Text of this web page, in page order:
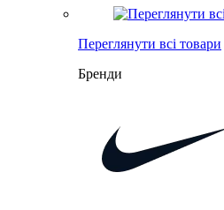
Переглянути всі товари
Бренди